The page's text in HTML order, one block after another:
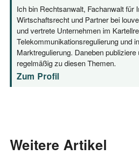
Ich bin Rechtsanwalt, Fachanwalt für
Wirtschaftsrecht und Partner bei
und vertrete Unternehmen im
Telekommunikationsregulierung und
Marktregulierung. Daneben publiziere
regelmäßig zu diesen Themen.
Zum Profil
Weitere Artikel